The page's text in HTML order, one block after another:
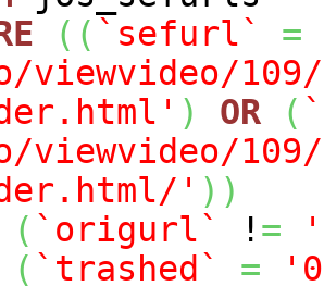
( ( `sefurl`
=
viewvideo/
) OR (
viewvideo/
' ) )
( `origurl` ! =
( `trashed` =